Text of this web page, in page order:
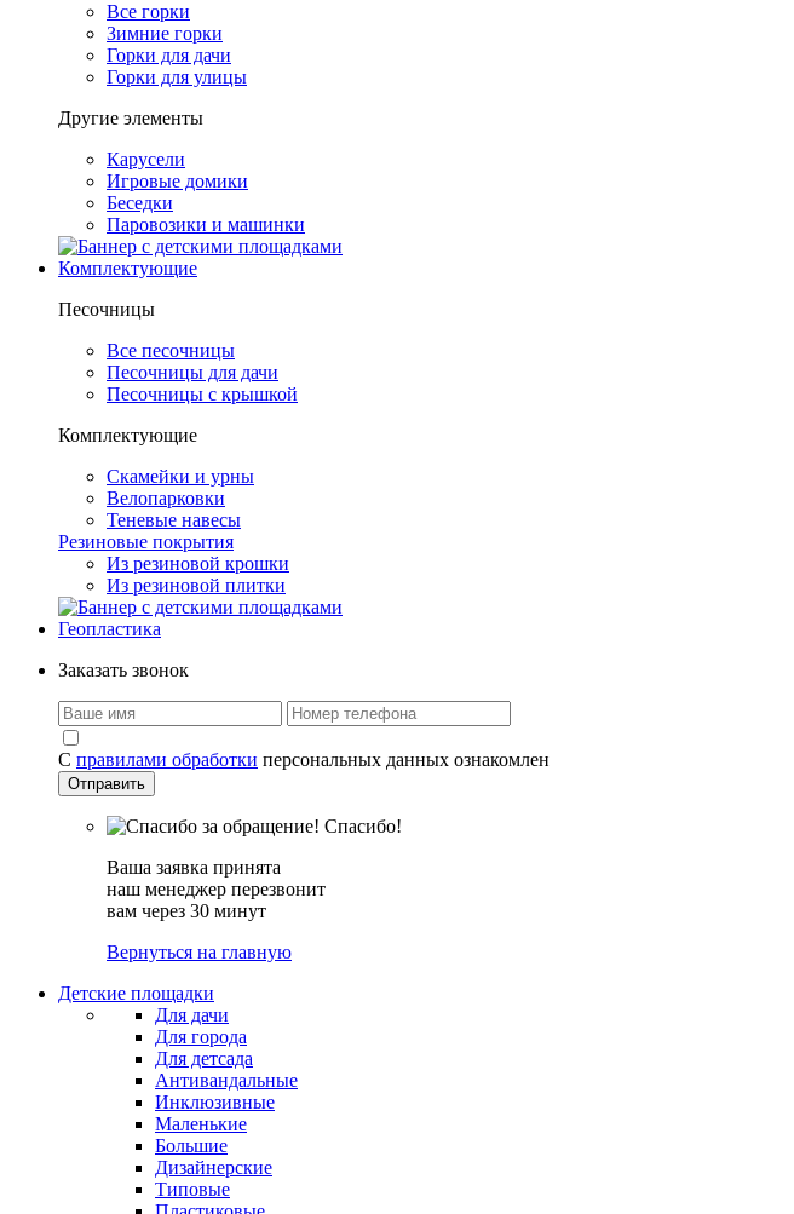
Все горки
Зимние горки
Горки для дачи
Горки для улицы
Другие элементы
Карусели
Игровые домики
Беседки
Паровозики и машинки
Комплектующие
Песочницы
Все песочницы
Песочницы для дачи
Песочницы с крышкой
Комплектующие
Скамейки и урны
Велопарковки
Теневые навесы
Резиновые покрытия
Из резиновой крошки
Из резиновой плитки
Геопластика
Заказать звонок
С правилами обработки персональных данных ознакомлен
Спасибо!
Ваша заявка принята
наш менеджер перезвонит
вам через 30 минут
Вернуться на главную
Детские площадки
Для дачи
Для города
Для детсада
Антивандальные
Инклюзивные
Маленькие
Большие
Дизайнерские
Типовые